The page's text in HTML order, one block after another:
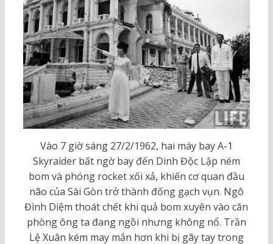
Vào 7 giờ sáng 27/2/1962, hai máy bay A-1
Skyraider bất ngờ bay đến Dinh Độc Lập ném
bom và phóng rocket xối xả, khiến cơ quan đầu
não của Sài Gòn trở thành đống gạch vụn. Ngô
Đình Diệm thoát chết khi quả bom xuyên vào căn
phòng ông ta đang ngồi nhưng không nổ. Trần
Lệ Xuân kém may mắn hơn khi bị gãy tay trong